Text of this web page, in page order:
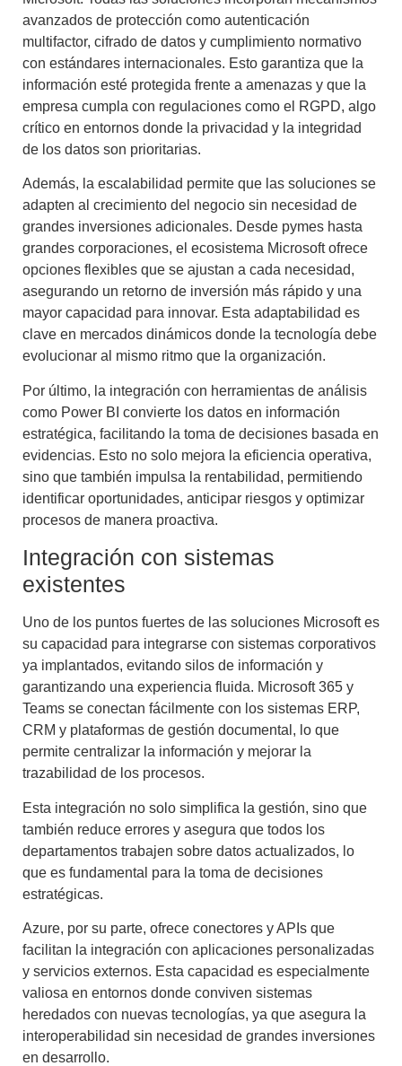
avanzados de protección como autenticación
multifactor, cifrado de datos y cumplimiento normativo
con estándares internacionales. Esto garantiza que la
información esté protegida frente a amenazas y que la
empresa cumpla con regulaciones como el RGPD, algo
crítico en entornos donde la privacidad y la integridad
de los datos son prioritarias.
Además, la escalabilidad permite que las soluciones se
adapten al crecimiento del negocio sin necesidad de
grandes inversiones adicionales. Desde pymes hasta
grandes corporaciones, el ecosistema Microsoft ofrece
opciones flexibles que se ajustan a cada necesidad,
asegurando un retorno de inversión más rápido y una
mayor capacidad para innovar. Esta adaptabilidad es
clave en mercados dinámicos donde la tecnología debe
evolucionar al mismo ritmo que la organización.
Por último, la integración con herramientas de análisis
como Power BI convierte los datos en información
estratégica, facilitando la toma de decisiones basada en
evidencias. Esto no solo mejora la eficiencia operativa,
sino que también impulsa la rentabilidad, permitiendo
identificar oportunidades, anticipar riesgos y optimizar
procesos de manera proactiva.
Integración con sistemas
existentes
Uno de los puntos fuertes de las soluciones Microsoft es
su capacidad para integrarse con sistemas corporativos
ya implantados, evitando silos de información y
garantizando una experiencia fluida. Microsoft 365 y
Teams se conectan fácilmente con los sistemas ERP,
CRM y plataformas de gestión documental, lo que
permite centralizar la información y mejorar la
trazabilidad de los procesos.
Esta integración no solo simplifica la gestión, sino que
también reduce errores y asegura que todos los
departamentos trabajen sobre datos actualizados, lo
que es fundamental para la toma de decisiones
estratégicas.
Azure, por su parte, ofrece conectores y APIs que
facilitan la integración con aplicaciones personalizadas
y servicios externos. Esta capacidad es especialmente
valiosa en entornos donde conviven sistemas
heredados con nuevas tecnologías, ya que asegura la
interoperabilidad sin necesidad de grandes inversiones
en desarrollo.